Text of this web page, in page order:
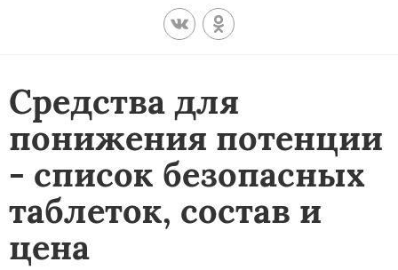
Средства для
понижения потенции
- список безопасных
таблеток, состав и
цена